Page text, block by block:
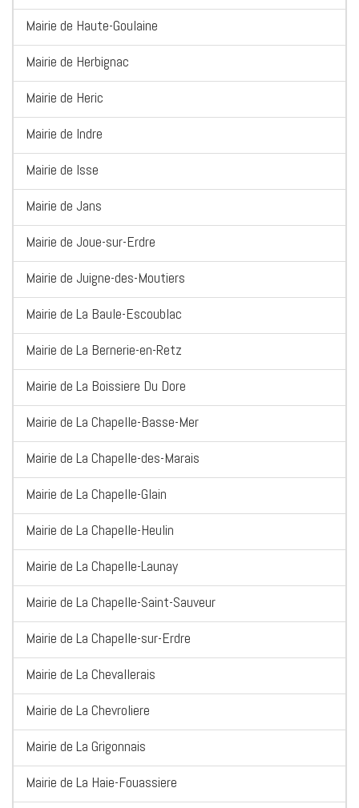
Mairie de Haute-Goulaine
Mairie de Herbignac
Mairie de Heric
Mairie de Indre
Mairie de Isse
Mairie de Jans
Mairie de Joue-sur-Erdre
Mairie de Juigne-des-Moutiers
Mairie de La Baule-Escoublac
Mairie de La Bernerie-en-Retz
Mairie de La Boissiere Du Dore
Mairie de La Chapelle-Basse-Mer
Mairie de La Chapelle-des-Marais
Mairie de La Chapelle-Glain
Mairie de La Chapelle-Heulin
Mairie de La Chapelle-Launay
Mairie de La Chapelle-Saint-Sauveur
Mairie de La Chapelle-sur-Erdre
Mairie de La Chevallerais
Mairie de La Chevroliere
Mairie de La Grigonnais
Mairie de La Haie-Fouassiere